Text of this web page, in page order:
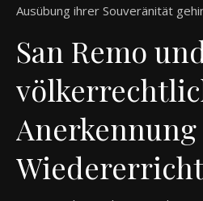
Ausübung ihrer Souveränität
San Remo